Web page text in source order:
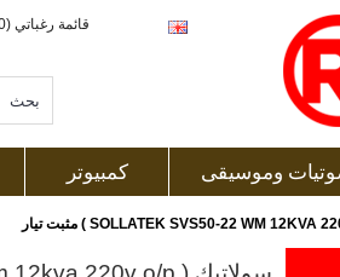
قائمة رغباتي (0)
وموسيقى كمبيوتر